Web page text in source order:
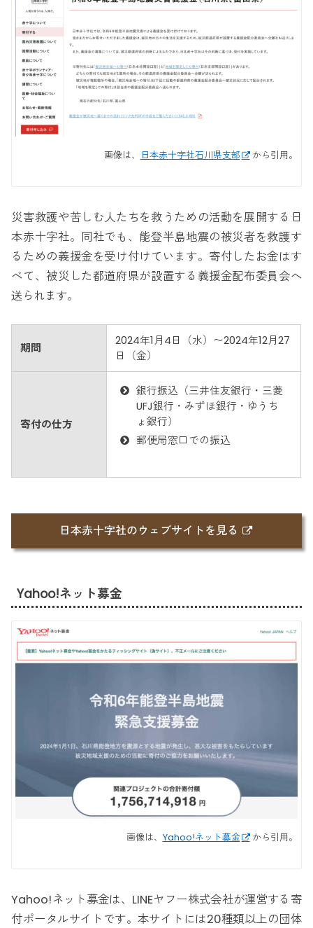
画像は、 日本赤十字社石川県支部 から引用。
災害救護や苦しむ人たちを救うための活動を展開する日
本赤十字社。同社でも、能登半島地震の被災者を救護す
るための義援金を受け付けています。寄付したお金はす
べて、被災した都道府県が設置する義援金配布委員会へ
送られます。
期間
2024年1月4日（水）〜2024年12月27
日（金）
寄付の仕方
銀行振込（三井住友銀行・三菱
UFJ銀行・みずほ銀行・ゆうち
ょ銀行）
郵便局窓口での振込
日本赤十字社のウェブサイトを見る
Yahoo!ネット募金
画像は、 Yahoo!ネット募金 から引用。
Yahoo!ネット募金は、LINEヤフー株式会社が運営する寄
付ポータルサイトです。本サイトには20種類以上の団体